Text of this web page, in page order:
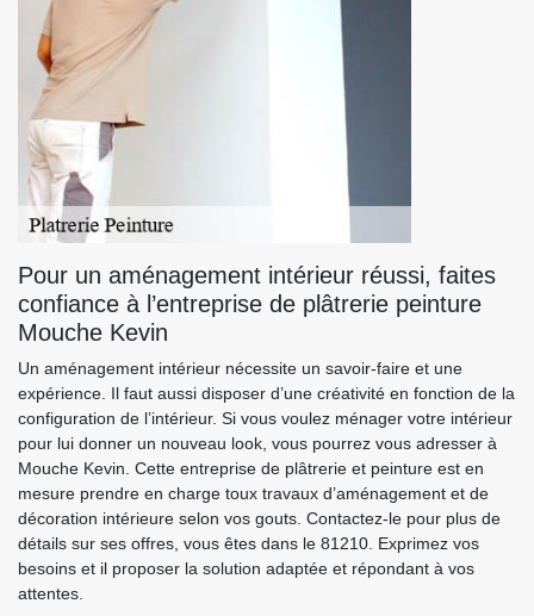
Pour un aménagement intérieur réussi, faites
confiance à l’entreprise de plâtrerie peinture
Mouche Kevin
Un aménagement intérieur nécessite un savoir-faire et une
expérience. Il faut aussi disposer d’une créativité en fonction de la
configuration de l’intérieur. Si vous voulez ménager votre intérieur
pour lui donner un nouveau look, vous pourrez vous adresser à
Mouche Kevin. Cette entreprise de plâtrerie et peinture est en
mesure prendre en charge toux travaux d’aménagement et de
décoration intérieure selon vos gouts. Contactez-le pour plus de
détails sur ses offres, vous êtes dans le 81210. Exprimez vos
besoins et il proposer la solution adaptée et répondant à vos
attentes.